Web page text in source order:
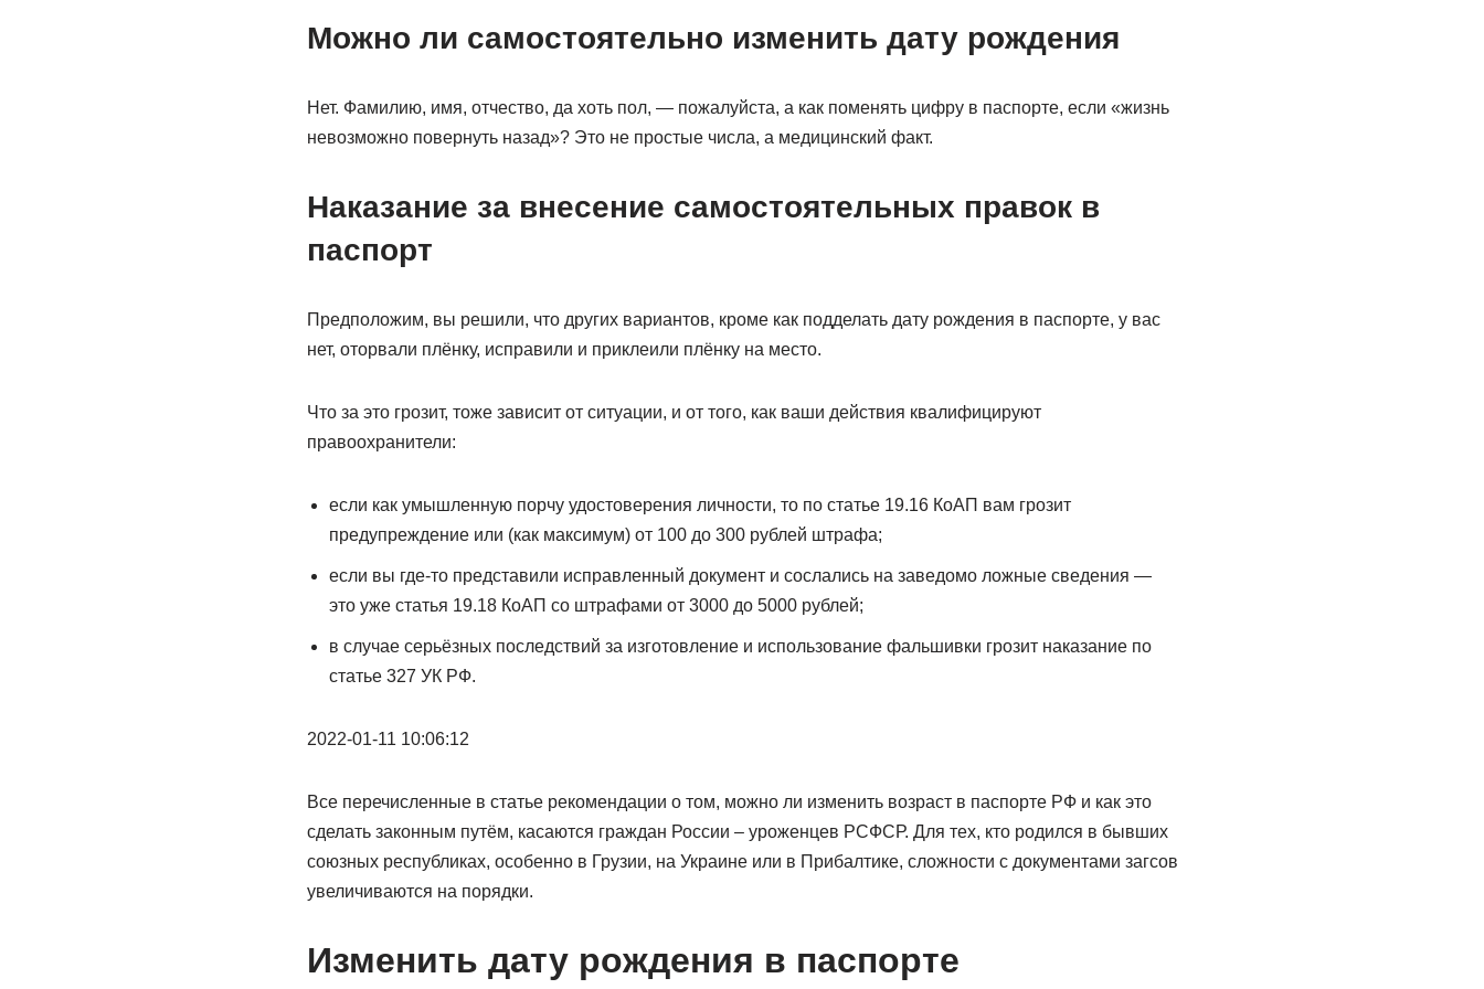
Можно ли самостоятельно изменить дату рождения
Нет. Фамилию, имя, отчество, да хоть пол, — пожалуйста, а как поменять цифру в паспорте, если «жизнь
невозможно повернуть назад»? Это не простые числа, а медицинский факт.
Наказание за внесение самостоятельных правок в
паспорт
Предположим, вы решили, что других вариантов, кроме как подделать дату рождения в паспорте, у вас
нет, оторвали плёнку, исправили и приклеили плёнку на место.
Что за это грозит, тоже зависит от ситуации, и от того, как ваши действия квалифицируют
правоохранители:
если как умышленную порчу удостоверения личности, то по статье 19.16 КоАП вам грозит
предупреждение или (как максимум) от 100 до 300 рублей штрафа;
если вы где-то представили исправленный документ и сослались на заведомо ложные сведения —
это уже статья 19.18 КоАП со штрафами от 3000 до 5000 рублей;
в случае серьёзных последствий за изготовление и использование фальшивки грозит наказание по
статье 327 УК РФ.
2022-01-11 10:06:12
Все перечисленные в статье рекомендации о том, можно ли изменить возраст в паспорте РФ и как это
сделать законным путём, касаются граждан России – уроженцев РСФСР. Для тех, кто родился в бывших
союзных республиках, особенно в Грузии, на Украине или в Прибалтике, сложности с документами загсов
увеличиваются на порядки.
Изменить дату рождения в паспорте